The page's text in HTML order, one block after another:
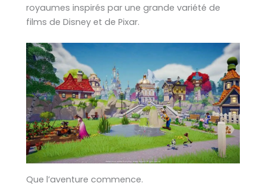
royaumes inspirés par une grande variété de
films de Disney et de Pixar.
Que l’aventure commence.